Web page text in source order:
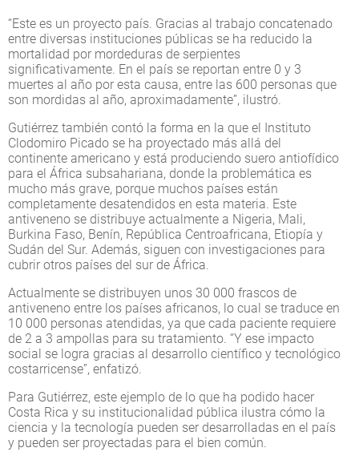
“Este es un proyecto país. Gracias al trabajo concatenado
entre diversas instituciones públicas se ha reducido la
mortalidad por mordeduras de serpientes
significativamente. En el país se reportan entre 0 y 3
muertes al año por esta causa, entre las 600 personas que
son mordidas al año, aproximadamente”, ilustró.
Gutiérrez también contó la forma en la que el Instituto
Clodomiro Picado se ha proyectado más allá del
continente americano y está produciendo suero antiofídico
para el África subsahariana, donde la problemática es
mucho más grave, porque muchos países están
completamente desatendidos en esta materia. Este
antiveneno se distribuye actualmente a Nigeria, Mali,
Burkina Faso, Benín, República Centroafricana, Etiopía y
Sudán del Sur. Además, siguen con investigaciones para
cubrir otros países del sur de África.
Actualmente se distribuyen unos 30 000 frascos de
antiveneno entre los países africanos, lo cual se traduce en
10 000 personas atendidas, ya que cada paciente requiere
de 2 a 3 ampollas para su tratamiento. “Y ese impacto
social se logra gracias al desarrollo científico y tecnológico
costarricense”, enfatizó.
Para Gutiérrez, este ejemplo de lo que ha podido hacer
Costa Rica y su institucionalidad pública ilustra cómo la
ciencia y la tecnología pueden ser desarrolladas en el país
y pueden ser proyectadas para el bien común.